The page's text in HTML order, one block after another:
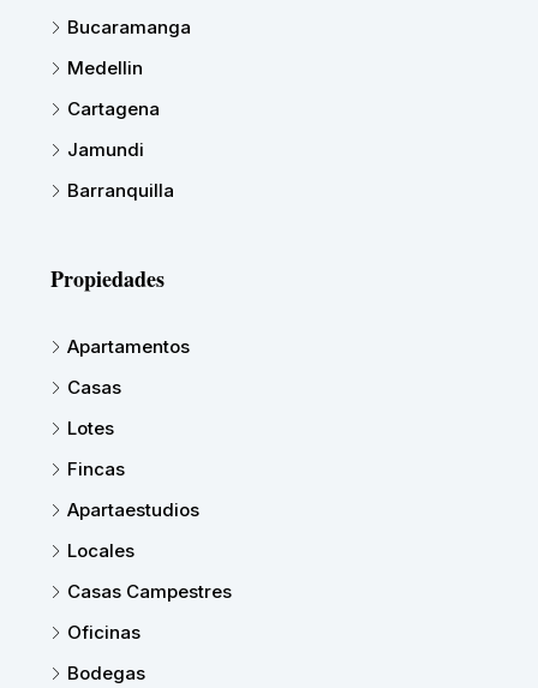
Bucaramanga
Medellin
Cartagena
Jamundi
Barranquilla
Propiedades
Apartamentos
Casas
Lotes
Fincas
Apartaestudios
Locales
Casas Campestres
Oficinas
Bodegas